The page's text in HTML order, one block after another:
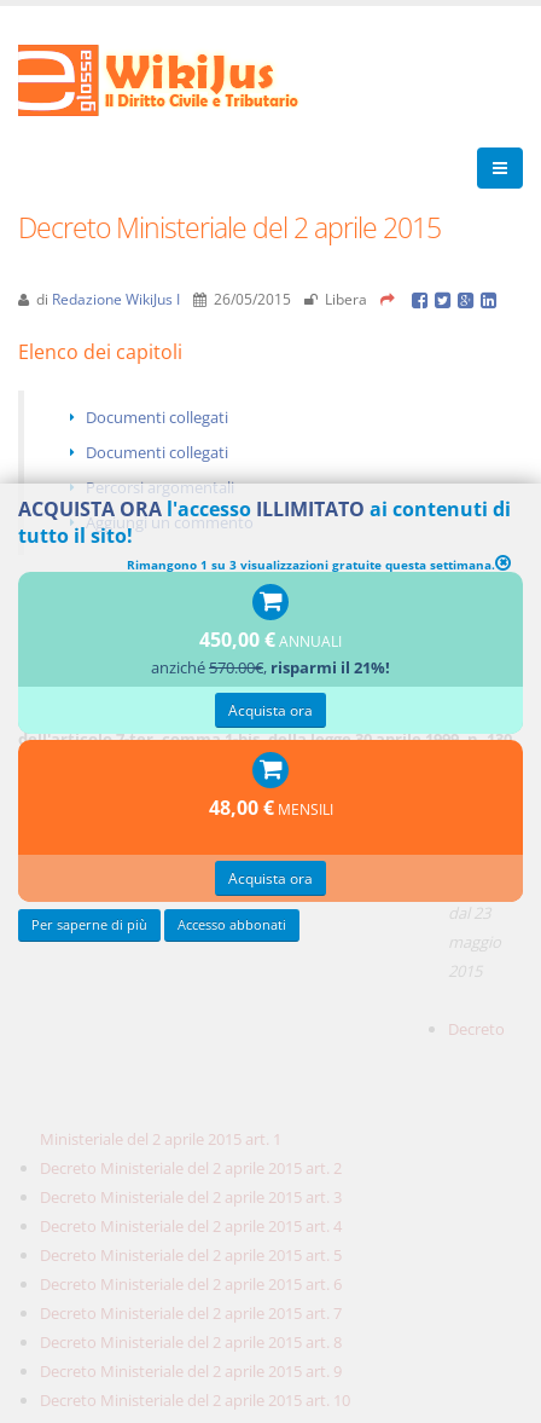
Decreto Ministeriale del 2 aprile 2015
di Redazione WikiJus I 26/05/2015 Libera
Elenco dei capitoli
Documenti collegati
Documenti collegati
Percorsi argomentali
Aggiungi un commento
DM Ministero dell'Economia e delle Finanze, 2 aprile 2015, n. 53,
Regolamento recante norme in materia di intermediari
finanziari in attuazione degli articoli 106, comma 3, 112, comma
3, e 114 del decreto legislativo 1° settembre 1993, n. 385, nonché
dell'articolo 7-ter, comma 1-bis, della legge 30 aprile 1999, n. 130
105)
dal 23
maggio
2015
Decreto
Ministeriale del 2 aprile 2015 art. 1
Decreto Ministeriale del 2 aprile 2015 art. 2
Decreto Ministeriale del 2 aprile 2015 art. 3
Decreto Ministeriale del 2 aprile 2015 art. 4
Decreto Ministeriale del 2 aprile 2015 art. 5
Decreto Ministeriale del 2 aprile 2015 art. 6
Decreto Ministeriale del 2 aprile 2015 art. 7
Decreto Ministeriale del 2 aprile 2015 art. 8
Decreto Ministeriale del 2 aprile 2015 art. 9
Decreto Ministeriale del 2 aprile 2015 art. 10
ACQUISTA ORA l'accesso ILLIMITATO ai contenuti di
tutto il sito!
Rimangono 1 su 3 visualizzazioni gratuite questa settimana.
450,00 €ANNUALI
anziché570.00€, risparmi il 21%!
Acquista ora
48,00 € MENSILI
Acquista ora
Per saperne di più Accesso abbonati